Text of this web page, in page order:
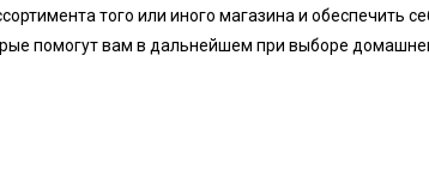
того или иного магазина и обеспечить
помогут вам в дальнейшем при выборе